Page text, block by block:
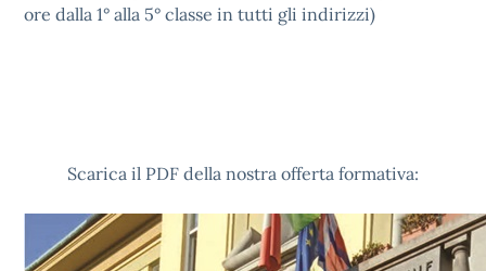
ore dalla 1° alla 5° classe in tutti gli indirizzi)
Scarica il PDF della nostra offerta formativa: